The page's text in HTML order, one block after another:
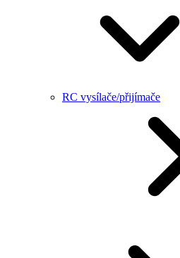
RC vysílače/přijímače